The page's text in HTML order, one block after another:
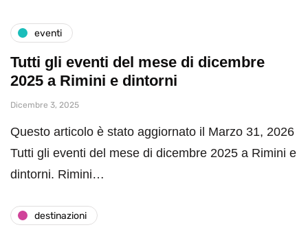
eventi
Tutti gli eventi del mese di dicembre
2025 a Rimini e dintorni
Dicembre 3, 2025
Questo articolo è stato aggiornato il Marzo 31, 2026
Tutti gli eventi del mese di dicembre 2025 a Rimini e
dintorni. Rimini…
destinazioni